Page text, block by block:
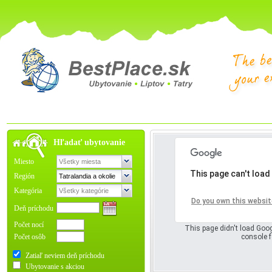
Hľadať ubytovanie
Miesto
Región
Kategória
Deň príchodu
Počet nocí
Počet osôb
Zatiaľ neviem deň príchodu
Ubytovanie s akciou
Oops!
This page didn't load
console
This page can't
Do you own this